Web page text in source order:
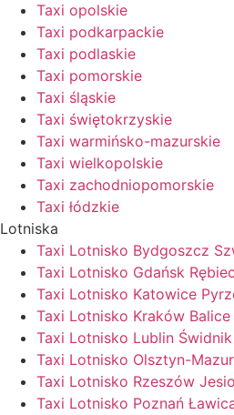
Taxi opolskie
Taxi podkarpackie
Taxi podlaskie
Taxi pomorskie
Taxi śląskie
Taxi świętokrzyskie
Taxi warmińsko-mazurskie
Taxi wielkopolskie
Taxi zachodniopomorskie
Taxi łódzkie
Lotniska
Taxi Lotnisko Bydgoszcz
Taxi Lotnisko Gdańsk
Taxi Lotnisko Katowice
Taxi Lotnisko Kraków Balice
Taxi Lotnisko Lublin Świdnik
Taxi Lotnisko Olsztyn-
Taxi Lotnisko Rzeszów
Taxi Lotnisko Poznań